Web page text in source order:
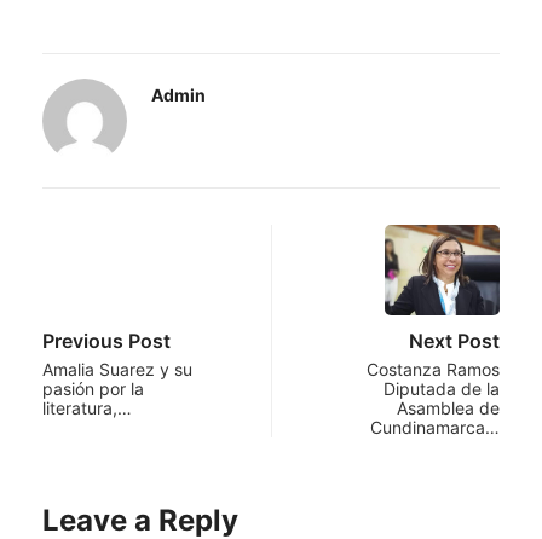
Admin
Previous Post
Amalia Suarez y su
pasión por la
literatura,…
Next Post
Costanza Ramos
Diputada de la
Asamblea de
Cundinamarca…
Leave a Reply